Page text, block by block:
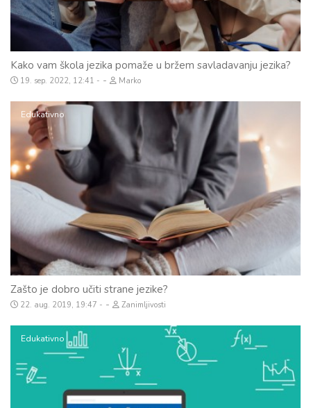
Kako vam škola jezika pomaže u bržem savladavanju jezika?
19. sep. 2022, 12:41 - Marko
Edukativno
Zašto je dobro učiti strane jezike?
22. aug. 2019, 19:47 - Zanimljivosti
Edukativno